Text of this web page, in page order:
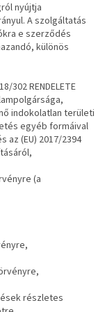
nyújtja
A szolgáltatás
e szerződés
különös
302 RENDELETE
indokolatlan területi
egyéb formáival
az (EU) 2017/2394
(a
részletes